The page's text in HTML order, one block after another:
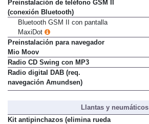
Preinstalación de teléfono GSM II
(conexión Bluetooth)
Bluetooth GSM II con pantalla
MaxiDot
Preinstalación para navegador
Mio Moov
Radio CD Swing con MP3
Radio digital DAB (req.
navegación Amundsen)
Llantas y neumáticos
Kit antipinchazos (elimina rueda